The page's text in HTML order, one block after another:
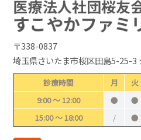
〒338-0837
埼玉県さいたま市桜区田島5-25-3
診療時間 月 火
9:00 ～ 12:00
● ●
15:00 ～ 18:00
/ ●